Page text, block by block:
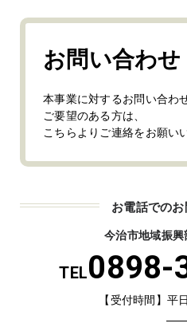
お問い合わせ
本事業に対するお問い合わ
ご要望のある方は、
こちらよりご連絡をお願い
お電話での
今治市地域振
TEL0898-
【受付時間】平